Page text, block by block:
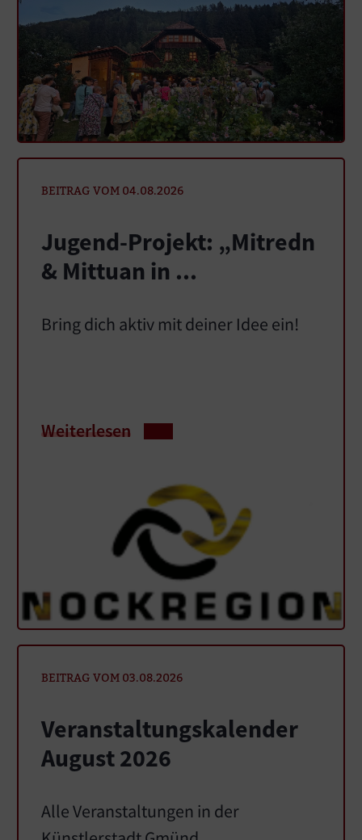
BEITRAG VOM 04.08.2026
Jugend-Projekt: „Mitredn
& Mittuan in ...
Bring dich aktiv mit deiner Idee ein!
Weiterlesen
BEITRAG VOM 03.08.2026
Veranstaltungskalender
August 2026
Alle Veranstaltungen in der